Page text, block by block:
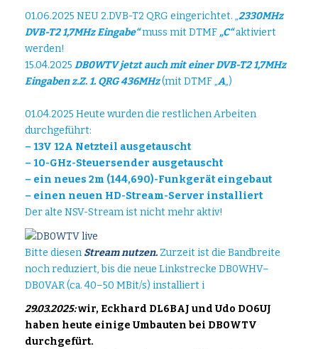
01.06.2025 NEU 2.DVB-T2 QRG eingerichtet. „2330MHz
DVB-T2 1,7MHzEingabe“muss mit DTMF „C“aktiviert
werden!
15.04.2025 DB0WTV jetzt auch mit einer DVB-T2 1,7MHz
Eingaben z.Z. 1. QRG 436MHz(mit DTMF „A„)
01.04.2025 Heute wurden die restlichen Arbeiten
durchgeführt:
– 13V 12A Netzteil ausgetauscht
– 10-GHz-Steuersender ausgetauscht
– ein neues 2m (144,690)-Funkgerät eingebaut
– einen neuen HD-Stream-Server installiert
Der alte NSV-Stream ist nicht mehr aktiv!
Bitte diesen Stream nutzen. Zurzeit ist die Bandbreite
noch reduziert, bis die neue Linkstrecke DB0WHV–
DB0VAR (ca. 40–50 MBit/s) installiert i
29.03.2025:wir, Eckhard DL6BAJ und Udo DO6UJ
haben heute einige Umbauten bei DB0WTV
durchgefürt.